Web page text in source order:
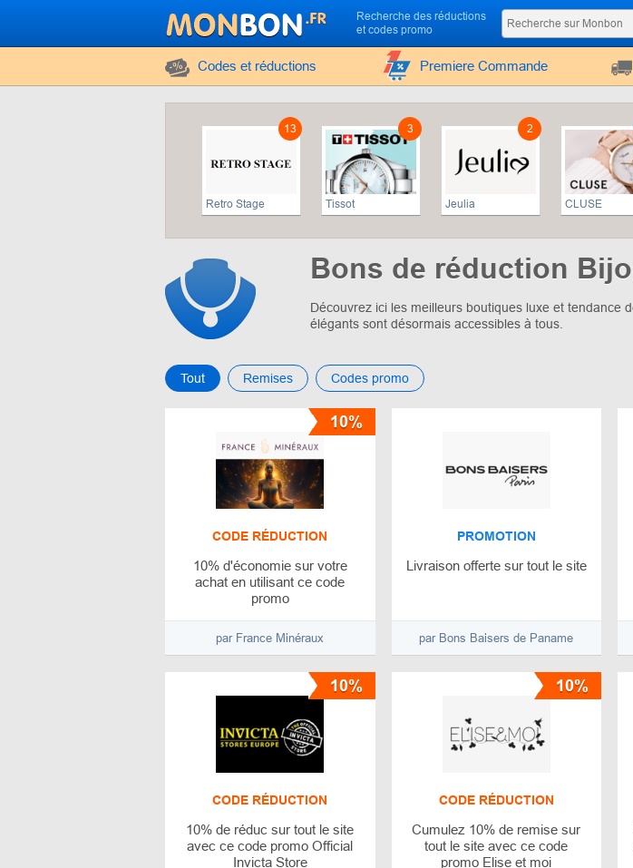
Recherche des réductions
et codes promo
Codes et réductions Premiere Commande
13
Retro Stage
3
Tissot
2
Jeulia CLUSE
Bons de réduction
Découvrez ici les meilleurs boutiques luxe et tendance
élégants sont désormais accessibles à tous.
Tout Remises Сodes promo
CODE RÉDUCTION
10% d'économie sur votre
achat en utilisant ce code
promo
par France Minéraux
10%
PROMOTION
Livraison offerte sur tout le site
par Bons Baisers de Paname
CODE RÉDUCTION
10% de réduc sur tout le site
avec ce code promo Official
Invicta Store
10%
CODE RÉDUCTION
Cumulez 10% de remise sur
tout le site avec ce code
promo Elise et moi
10%